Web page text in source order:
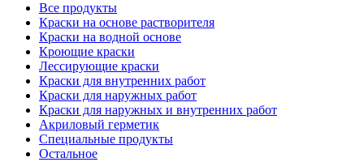
Все продукты
Краски на основе растворителя
Краски на водной основе
Кроющие краски
Лессирующие краски
Краски для внутренних работ
Краски для наружных работ
Краски для наружных и внутренних работ
Акриловый герметик
Специальные продукты
Остальное